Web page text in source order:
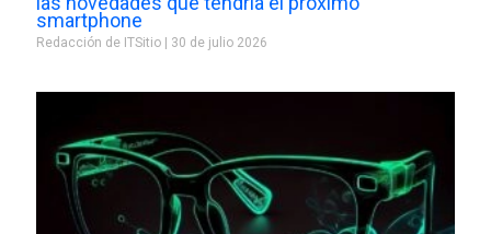
smartphone
Redacción de ITSitio 30 de julio 2026